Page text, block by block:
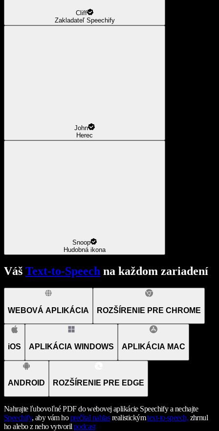
Cliff
Zakladateľ Speechify
John
Herec
Snoop
Hudobná ikona
Váš Text-to-Speech na každom zariadení
WEBOVÁ APLIKÁCIA ROZŠÍRENIE PRE CHROME
iOS APLIKÁCIA WINDOWS APLIKÁCIA MAC
ANDROID ROZŠÍRENIE PRE EDGE
Nahrajte ľubovoľné PDF do webovej aplikácie Speechify a nechajte
Speechify, aby vám hoprečítal nahlasrealistickýmtext-to-speech, zhrnul
ho alebo z neho vytvorilpodcast